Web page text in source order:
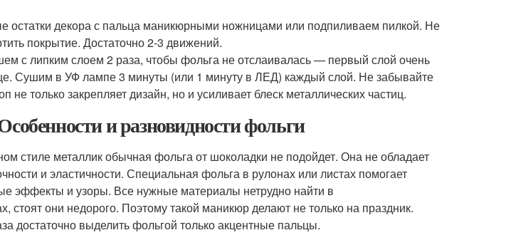
остатки декора с пальца маникюрными ножницами или подпиливаем пилкой. Не
покрытие. Достаточно 2-3 движений.
с липким слоем 2 раза, чтобы фольга не отслаивалась — первый слой очень
Сушим в УФ лампе 3 минуты (или 1 минуту в ЛЕД) каждый слой. Не забывайте
не только закрепляет дизайн, но и усиливает блеск металлических частиц.
и разновидности фольги
стиле металлик обычная фольга от шоколадки не подойдет. Она не обладает
и эластичности. Специальная фольга в рулонах или листах помогает
эффекты и узоры. Все нужные материалы нетрудно найти в
стоят они недорого. Поэтому такой маникюр делают не только на праздник.
достаточно выделить фольгой только акцентные пальцы.